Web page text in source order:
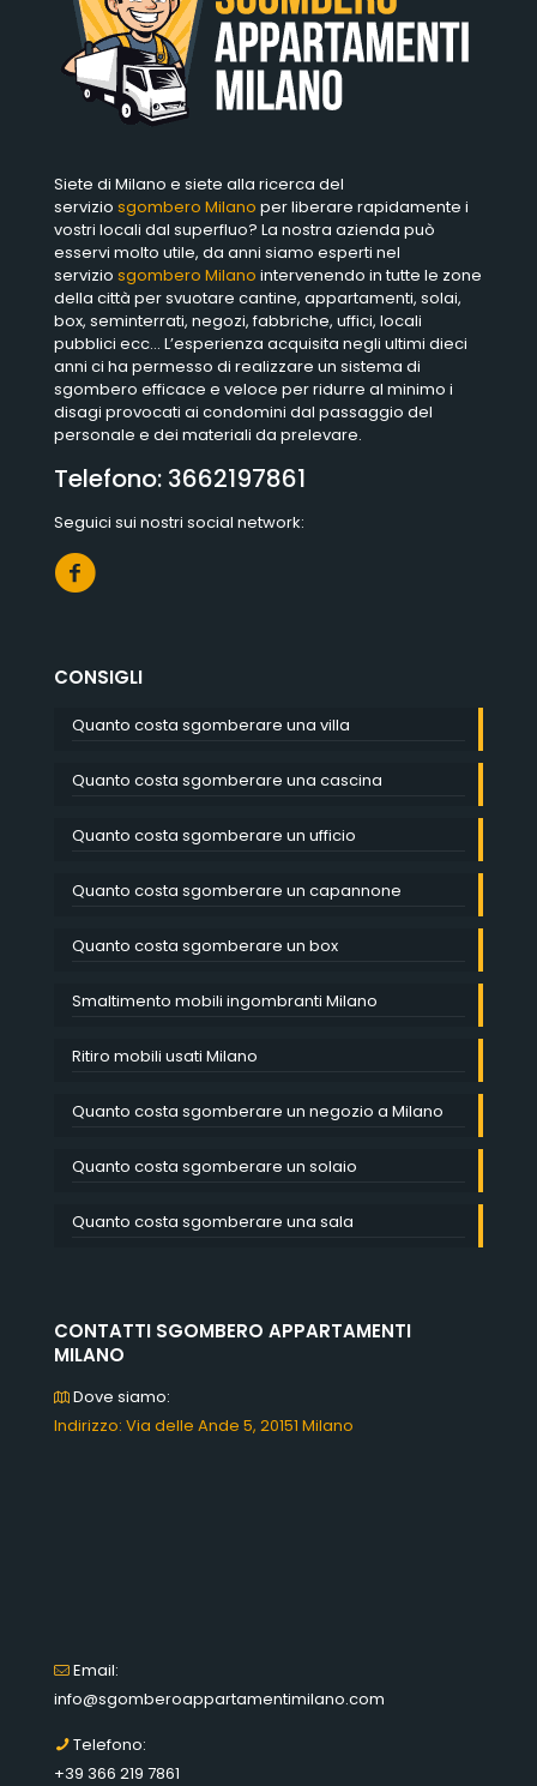
Siete di Milano e siete alla ricerca del
servizio sgombero Milano per liberare rapidamente i
vostri locali dal superfluo? La nostra azienda può
esservi molto utile, da anni siamo esperti nel
servizio sgombero Milano intervenendo in tutte le zone
della città per svuotare cantine, appartamenti, solai,
box, seminterrati, negozi, fabbriche, uffici, locali
pubblici ecc… L’esperienza acquisita negli ultimi dieci
anni ci ha permesso di realizzare un sistema di
sgombero efficace e veloce per ridurre al minimo i
disagi provocati ai condomini dal passaggio del
personale e dei materiali da prelevare.
Telefono: 3662197861
Seguici sui nostri social network:
CONSIGLI
Quanto costa sgomberare una villa
Quanto costa sgomberare una cascina
Quanto costa sgomberare un ufficio
Quanto costa sgomberare un capannone
Quanto costa sgomberare un box
Smaltimento mobili ingombranti Milano
Ritiro mobili usati Milano
Quanto costa sgomberare un negozio a Milano
Quanto costa sgomberare un solaio
Quanto costa sgomberare una sala
CONTATTI SGOMBERO APPARTAMENTI
MILANO
Dove siamo:
Indirizzo: Via delle Ande 5, 20151 Milano
Email:
info@sgomberoappartamentimilano.com
Telefono:
+39 366 219 7861